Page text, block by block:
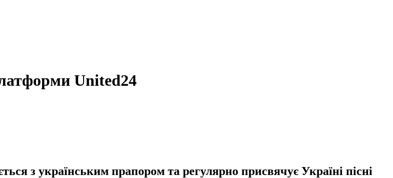
United24
з українським прапором та регулярно присвячує Україні пісні